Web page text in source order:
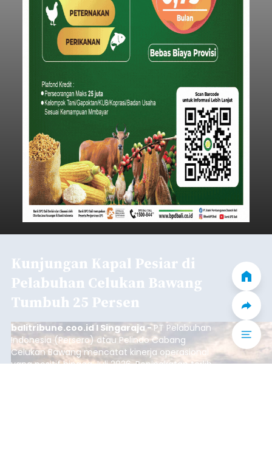
Kunjungan Kapal Pesiar di
Pelabuhan Celukan Bawang
Tumbuh 25 Persen
balitribune.coo.id I Singaraja -PT Pelabuhan
Indonesia (Persero) atau Pelindo Cabang
Celukan Bawang mencatat kinerja operasional
yang positif hingga Juli 2026. Peningkatan terlihat